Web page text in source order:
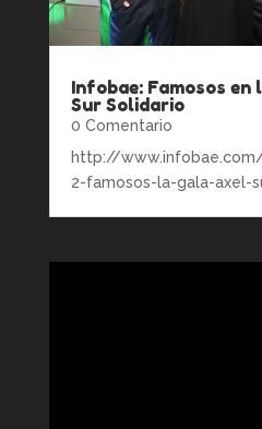
Infobae: Famosos en
Sur Solidario
0 Comentario
http://
2-famosos-la-gala-axel-